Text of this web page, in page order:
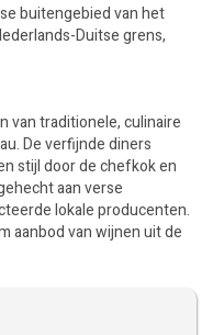
buitengebied van het
Duitse grens,
van traditionele, culinaire
De verfijnde diners
stijl door de chefkok en
aan verse
lokale producenten.
aanbod van wijnen uit de